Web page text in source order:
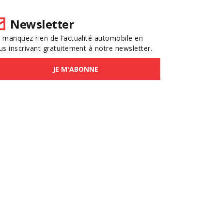
Newsletter
manquez rien de l’actualité automobile en
inscrivant gratuitement à notre newsletter.
JE M'ABONNE